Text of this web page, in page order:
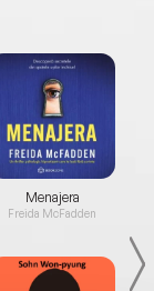
Menajera
Freida McFadden